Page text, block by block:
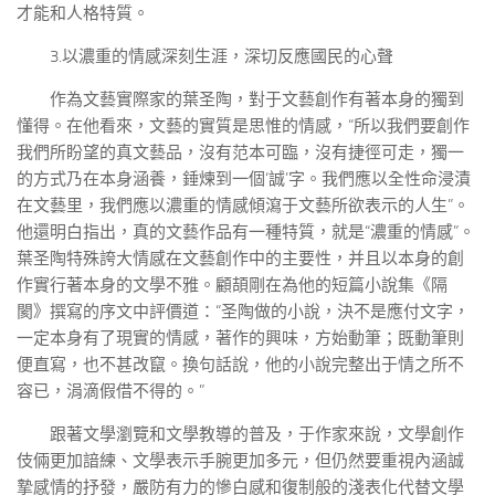
才能和人格特質。
3.以濃重的情感深刻生涯，深切反應國民的心聲
作為文藝實際家的葉圣陶，對于文藝創作有著本身的獨到
懂得。在他看來，文藝的實質是思惟的情感，“所以我們要創作
我們所盼望的真文藝品，沒有范本可臨，沒有捷徑可走，獨一
的方式乃在本身涵養，錘煉到一個‘誠’字。我們應以全性命浸漬
在文藝里，我們應以濃重的情感傾瀉于文藝所欲表示的人生”。
他還明白指出，真的文藝作品有一種特質，就是“濃重的情感”。
葉圣陶特殊誇大情感在文藝創作中的主要性，并且以本身的創
作實行著本身的文學不雅。顧頡剛在為他的短篇小說集《隔
閡》撰寫的序文中評價道：“圣陶做的小說，決不是應付文字，
一定本身有了現實的情感，著作的興味，方始動筆；既動筆則
便直寫，也不甚改竄。換句話說，他的小說完整出于情之所不
容已，涓滴假借不得的。”
跟著文學瀏覽和文學教導的普及，于作家來說，文學創作
伎倆更加諳練、文學表示手腕更加多元，但仍然要重視內涵誠
摯感情的抒發，嚴防有力的慘白感和復制般的淺表化代替文學